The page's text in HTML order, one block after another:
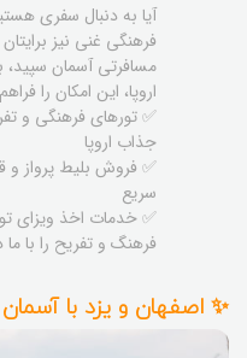
آیا به دنبال سفری
فرهنگی غنی نیز
مسافرتی آسمان سپید،
اروپا، این امکان را
✅ تورهای فرهنگی و
جذاب اروپا
✅ فروش بلیط پرواز و
سریع
✅ خدمات اخذ ویزای
فرهنگ و تفریح را با
✨ اصفهان و یزد با